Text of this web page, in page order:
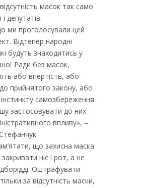
масок так само
депутатів.
ми проголосували цей
Відтепер народні
будуть знаходитись у
Ради без масок,
або впертість, або
прийнятого закону, або
інстинкту самозбереження.
застосовувати до них
впливу», –
що захисна маска
ніс і рот, а не
Оштрафувати
за відсутність маски,